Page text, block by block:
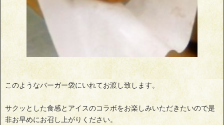
このようなバーガー袋にいれてお渡し致します。
サクッとした食感とアイスのコラボをお楽しみいただきたいので是
非お早めにお召し上がりください。